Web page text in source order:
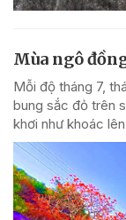
Mùa ngô
Mỗi độ tháng 7,
bung sắc đỏ trên
khơi như khoác